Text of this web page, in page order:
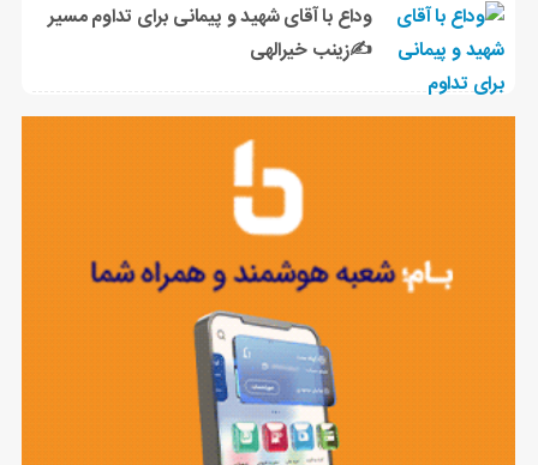
وداع با آقای شهید و پیمانی برای تداوم مسیر
✍زینب خیرالهی